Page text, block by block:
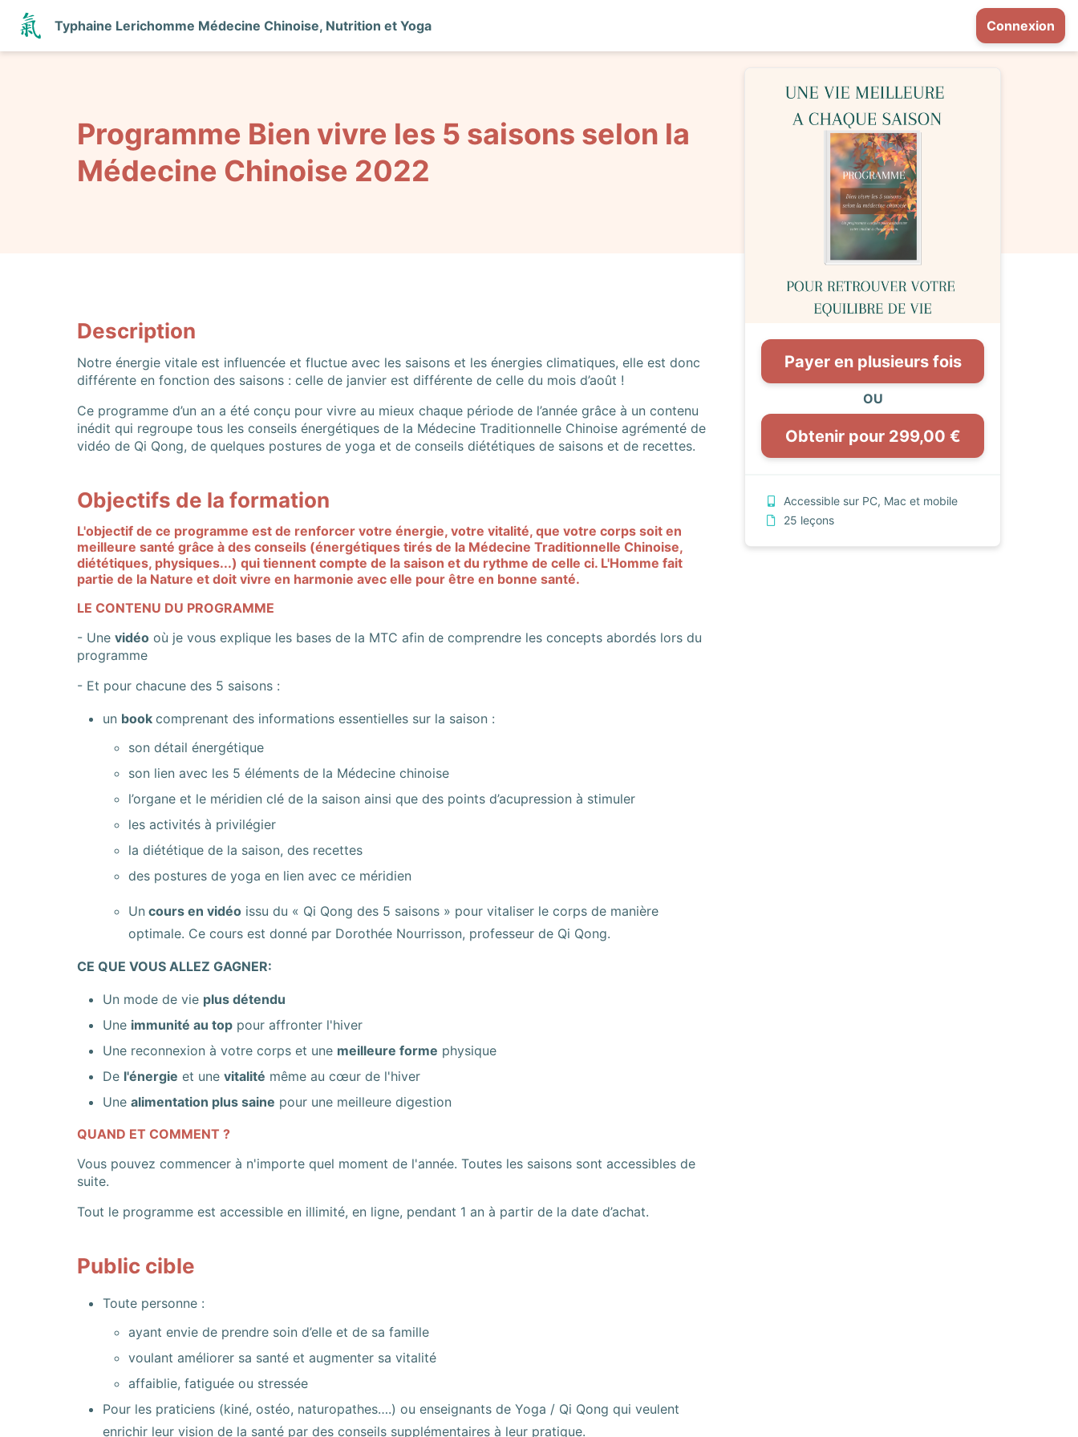
Typhaine Lerichomme Médecine Chinoise, Nutrition et Yoga Connexion
Programme Bien vivre les 5 saisons selon la
Médecine Chinoise 2022
Payer en plusieurs fois
OU
Obtenir pour 299,00 €
Accessible sur PC, Mac et mobile
25 leçons
Description
Notre énergie vitale est influencée et fluctue avec les saisons et les énergies climatiques, elle est donc
différente en fonction des saisons : celle de janvier est différente de celle du mois d’août !
Ce programme d’un an a été conçu pour vivre au mieux chaque période de l’année grâce à un contenu
inédit qui regroupe tous les conseils énergétiques de la Médecine Traditionnelle Chinoise agrémenté de
vidéo de Qi Qong, de quelques postures de yoga et de conseils diététiques de saisons et de recettes.
Objectifs de la formation
L'objectif de ce programme est de renforcer votre énergie, votre vitalité, que votre corps soit en
meilleure santé grâce à des conseils (énergétiques tirés de la Médecine Traditionnelle Chinoise,
diététiques, physiques...) qui tiennent compte de la saison et du rythme de celle ci. L'Homme fait
partie de la Nature et doit vivre en harmonie avec elle pour être en bonne santé.
LE CONTENU DU PROGRAMME
- Une vidéo où je vous explique les bases de la MTC afin de comprendre les concepts abordés lors du
programme
- Et pour chacune des 5 saisons :
un book comprenant des informations essentielles sur la saison :
son détail énergétique
son lien avec les 5 éléments de la Médecine chinoise
l’organe et le méridien clé de la saison ainsi que des points d’acupression à stimuler
les activités à privilégier
la diététique de la saison, des recettes
des postures de yoga en lien avec ce méridien
Un cours en vidéo issu du « Qi Qong des 5 saisons » pour vitaliser le corps de manière
optimale. Ce cours est donné par Dorothée Nourrisson, professeur de Qi Qong.
CE QUE VOUS ALLEZ GAGNER:
Un mode de vie plus détendu
Une immunité au top pour affronter l'hiver
Une reconnexion à votre corps et une meilleure forme physique
De l'énergie et une vitalité même au cœur de l'hiver
Une alimentation plus saine pour une meilleure digestion
QUAND ET COMMENT ?
Vous pouvez commencer à n'importe quel moment de l'année. Toutes les saisons sont accessibles de
suite.
Tout le programme est accessible en illimité, en ligne, pendant 1 an à partir de la date d’achat.
Public cible
Toute personne :
ayant envie de prendre soin d’elle et de sa famille
voulant améliorer sa santé et augmenter sa vitalité
affaiblie, fatiguée ou stressée
Pour les praticiens (kiné, ostéo, naturopathes….) ou enseignants de Yoga / Qi Qong qui veulent
enrichir leur vision de la santé par des conseils supplémentaires à leur pratique.